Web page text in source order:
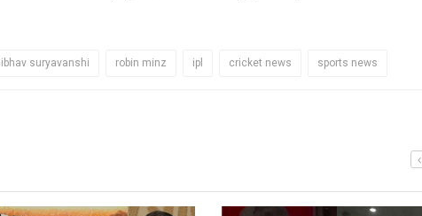
suryavanshi robin minz ipl cricket news sports news